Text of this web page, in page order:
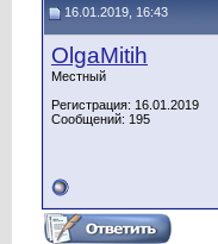
16.01.2019, 16:43
OlgaMitih
Местный
Регистрация: 16.01.2019
Сообщений: 195